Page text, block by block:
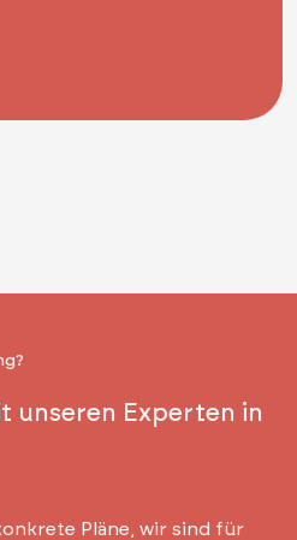
unseren Experten in
Pläne, wir sind für